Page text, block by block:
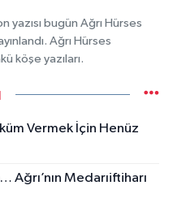
yazısı bugün Ağrı Hürses
Ağrı Hürses
köşe yazıları.
Vermek İçin Henüz
Ağrı’nın Medarıiftiharı